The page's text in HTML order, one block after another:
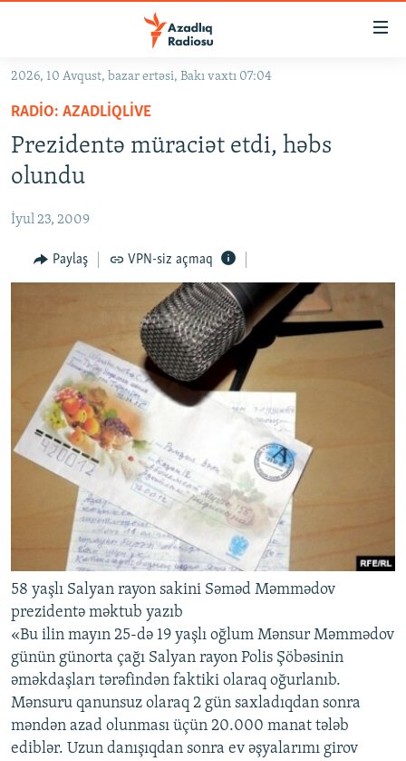
Əsas
qayıt
Əsas
naviqasiyaya
qayıt
Axtarışa
keç
GÜNDƏM
#İZAHLA
KORRUPSIOMETR
FƏRQƏ BAX
QANUNI DOĞRU
VIDEO
FOTOQALEREYA
İNFOQRAFIKA
KARIKATURA
RADIO ARXIV
OXU ZALI
AZƏRBAYCAN ƏDƏBIYYATI KITABXANASI
İSLAM VƏ DEMOKRATIYA
İZ - MƏDƏNIYYƏT PROQRAMI
HAQQIMIZDA
MISSIYAMIZ
PEŞƏ ETIKASI VƏ JURNALISTIKA STANDARTLARIMIZ
MATERIALLARIMIZDAN ISTIFADƏ
AZADLIQRADIOSU MOBIL TELEFONUNUZDA
BIZIMLƏ ƏLAQƏ
XƏBƏR BÜLLETENLƏRIMIZ
BIZI IZLƏ
RFE/RL-in bütün saytları
2026, 10 Avqust, bazar ertəsi, Bakı vaxtı 07:04
RADIO: AZADLIQLIVE
Prezidentə müraciət etdi, həbs
olundu
İyul 23, 2009
Paylaş VPN-siz açmaq
58 yaşlı Salyan rayon sakini Səməd Məmmədov
prezidentə məktub yazıb
«Bu ilin mayın 25-də 19 yaşlı oğlum Mənsur Məmmədov
günün günorta çağı Salyan rayon Polis Şöbəsinin
əməkdaşları tərəfindən faktiki olaraq oğurlanıb.
Mənsuru qanunsuz olaraq 2 gün saxladıqdan sonra
məndən azad olunması üçün 20.000 manat tələb
ediblər. Uzun danışıqdan sonra ev əşyalarımı girov